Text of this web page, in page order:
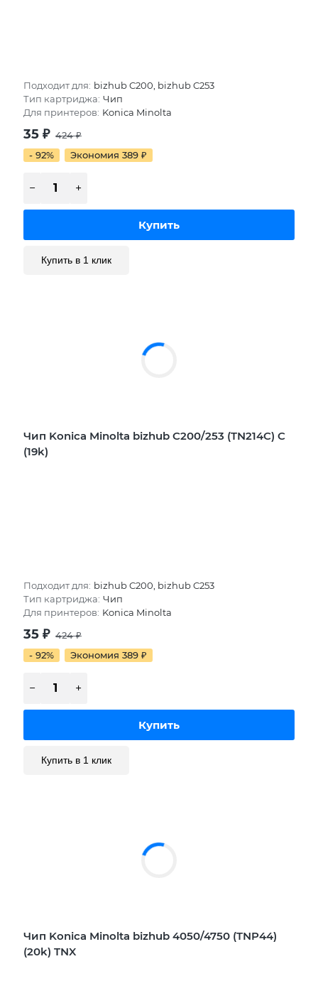
Подходит для: bizhub C200, bizhub C253
Тип картриджа: Чип
Для принтеров: Konica Minolta
35 ₽ 424₽
- 92%
Экономия 389 ₽
Купить в 1 клик
Чип Konica Minolta bizhub C200/253 (TN214C) C
(19k)
Подходит для: bizhub C200, bizhub C253
Тип картриджа: Чип
Для принтеров: Konica Minolta
35 ₽ 424₽
- 92%
Экономия 389 ₽
Купить в 1 клик
Чип Konica Minolta bizhub 4050/4750 (TNP44)
(20k) TNX